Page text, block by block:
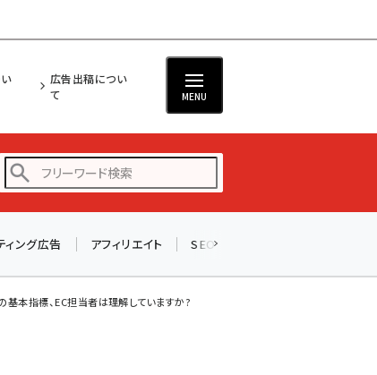
広告出稿につい
て
MENU
yahoo (1906)
ィング広告 アフィリエイト SEO
の基本指標、EC担当者は理解していますか?